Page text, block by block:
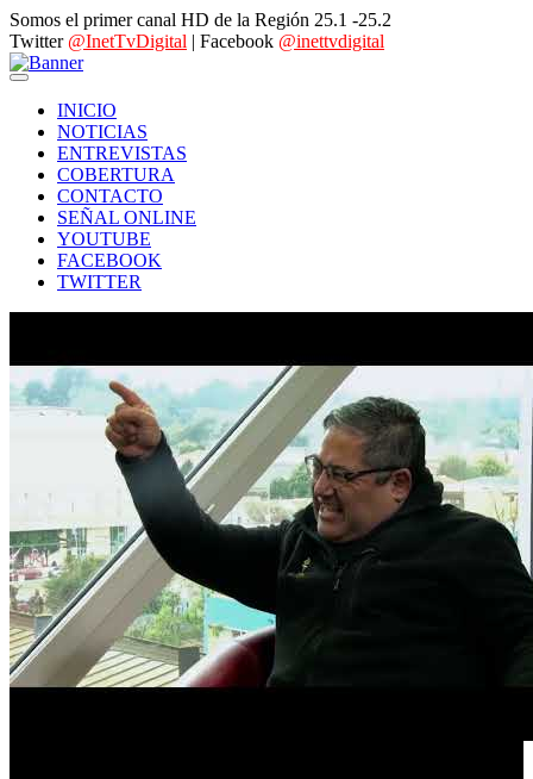
Somos el primer canal HD de la Región 25.1 -25.2
Twitter @InetTvDigital | Facebook @inettvdigital
INICIO
NOTICIAS
ENTREVISTAS
COBERTURA
CONTACTO
SEÑAL ONLINE
YOUTUBE
FACEBOOK
TWITTER